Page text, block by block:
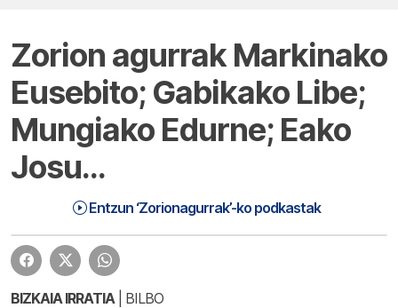
Zorion agurrak Markinako
Eusebito; Gabikako Libe;
Mungiako Edurne; Eako
Josu…
Entzun ‘Zorionagurrak’-ko podkastak
1:15:53 Zorionagurrak (24-04-18) | Zorionagurrak
BIZKAIA IRRATIA| BILBO